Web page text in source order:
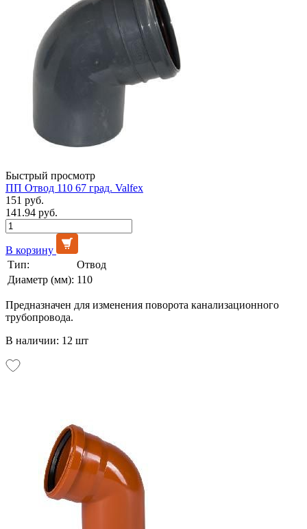
Быстрый просмотр
ПП Отвод 110 67 град. Valfex
151 руб.
141.94 руб.
В корзину
Тип:
Отвод
Диаметр (мм): 110
Предназначен для изменения поворота канализационного
трубопровода.
В наличии: 12 шт